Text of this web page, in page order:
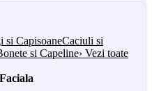
si CapisoaneCaciuli si
si Capeline› Vezi toate